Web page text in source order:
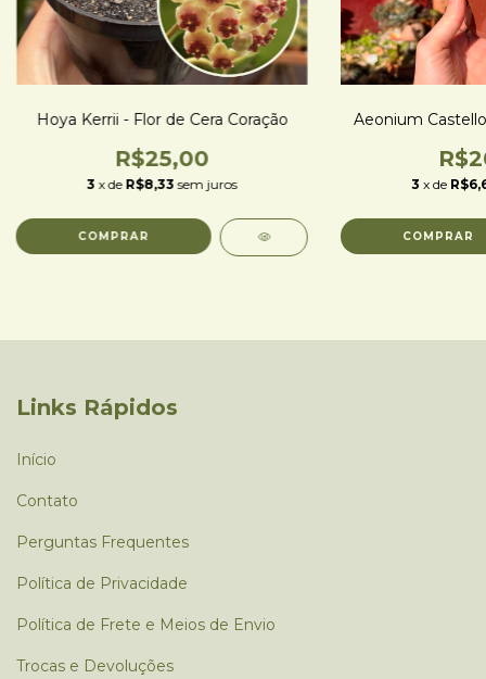
Hoya Kerrii - Flor de Cera Coração
R$25,00
3 x de R$8,33 sem juros
Aeonium
3 x de
Links Rápidos
Início
Contato
Perguntas Frequentes
Política de Privacidade
Política de Frete e Meios de Envio
Trocas e Devoluções